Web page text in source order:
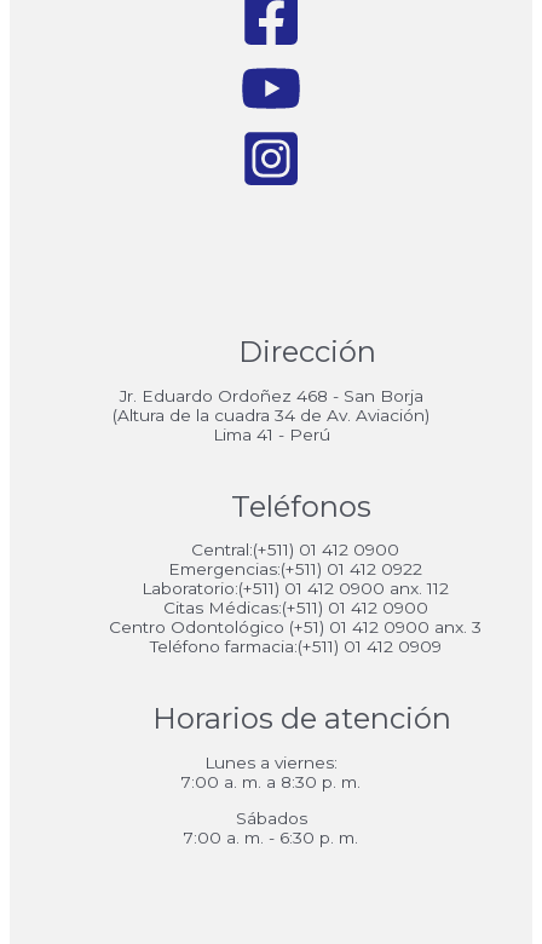
Dirección
Jr. Eduardo Ordoñez 468 - San Borja
(Altura de la cuadra 34 de Av. Aviación)
Lima 41 - Perú
Teléfonos
Central:(+511) 01 412 0900
Emergencias:(+511) 01 412 0922
Laboratorio:(+511) 01 412 0900 anx. 112
Citas Médicas:(+511) 01 412 0900
Centro Odontológico (+51) 01 412 0900 anx. 3
Teléfono farmacia:(+511) 01 412 0909
Horarios de atención
Lunes a viernes:
7:00 a. m. a 8:30 p. m.
Sábados
7:00 a. m. - 6:30 p. m.